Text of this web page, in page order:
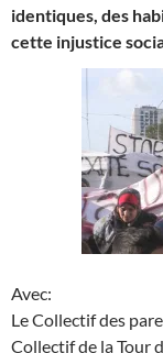
identiques, des
cette injustice
Avec:
Le Collectif des
Collectif de la Tour